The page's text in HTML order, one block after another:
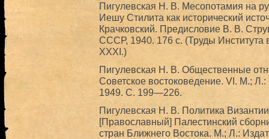
Пигулевская Н. В. Месопотамия на
Иешу Стилита как исторический
Крачковский. Предисловие В. В.
СССР, 1940. 176 с. (Труды
XXXI.)
Пигулевская Н. В. Общественные
Советское востоковедение. VI. М.;
1949. С. 199—226.
Пигулевская Н. В. Политика
[Православный] Палестинский
стран Ближнего Востока. М.; Л.: